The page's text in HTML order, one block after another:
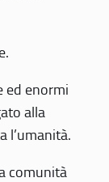
ed enormi
alla
l’umanità.
comunità